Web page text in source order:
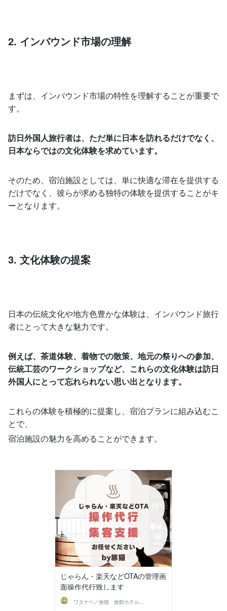
2. インバウンド市場の理解
まずは、インバウンド市場の特性を理解することが重要で
す。
訪日外国人旅行者は、ただ単に日本を訪れるだけでなく、
日本ならではの文化体験を求めています。
そのため、宿泊施設としては、単に快適な滞在を提供する
だけでなく、彼らが求める独特の体験を提供することがキ
ーとなります。
3. 文化体験の提案
日本の伝統文化や地方色豊かな体験は、インバウンド旅行
者にとって大きな魅力です。
例えば、茶道体験、着物での散策、地元の祭りへの参加、
伝統工芸のワークショップなど、これらの文化体験は訪日
外国人にとって忘れられない思い出となります。
これらの体験を積極的に提案し、宿泊プランに組み込むこ
とで、
宿泊施設の魅力を高めることができます。
じゃらん・楽天などOTAの管理画
面操作代行致します
ワタナベ／旅猫 旅館ホテル集客支援